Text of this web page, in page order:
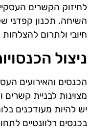
לחיזוק הקשרים
השיחה. תכנון קפדני
חיובי ולתרום להצלחות
ניצול
הכנסים והאירועים
מצוינות לבניית
יש להיות מעודכנים
בכנסים רלוונטיים